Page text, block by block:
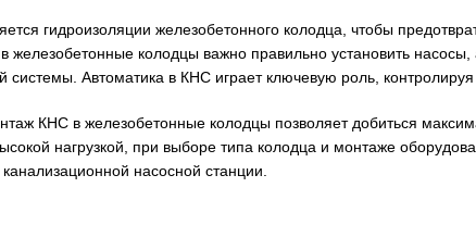
гидроизоляции железобетонного колодца, чтобы
колодцы важно правильно установить
системы. Автоматика в КНС играет ключевую роль,
КНС в железобетонные колодцы позволяет добиться
нагрузкой, при выборе типа колодца и монтаже
насосной станции.